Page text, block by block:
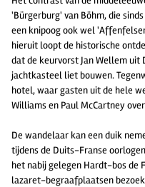
'Bürgerburg' van Böhm, die
een knipoog ook wel
hieruit loopt de historische
dat de keurvorst Jan Wellem uit
jachtkasteel liet bouwen.
hotel, waar gasten uit de hele
Williams en Paul McCartney
De wandelaar kan een duik
tijdens de Duits-Franse
het nabij gelegen Hardt-bos de
lazaret-begraafplaatsen